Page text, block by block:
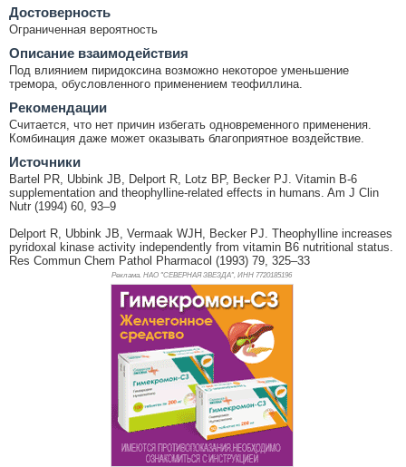
Достоверность
Ограниченная вероятность
Описание взаимодействия
Под влиянием пиридоксина возможно некоторое уменьшение
тремора, обусловленного применением теофиллина.
Рекомендации
Считается, что нет причин избегать одновременного применения.
Комбинация даже может оказывать благоприятное воздействие.
Источники
Bartel PR, Ubbink JB, Delport R, Lotz BP, Becker PJ. Vitamin B-6
supplementation and theophylline-related effects in humans. Am J Clin
Nutr (1994) 60, 93–9
Delport R, Ubbink JB, Vermaak WJH, Becker PJ. Theophylline increases
pyridoxal kinase activity independently from vitamin B6 nutritional status.
Res Commun Chem Pathol Pharmacol (1993) 79, 325–33
Реклама. НАО "СЕВЕРНАЯ ЗВЕЗДА", ИНН 7720185196